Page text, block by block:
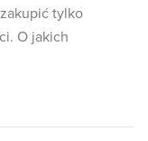
tylko
O jakich